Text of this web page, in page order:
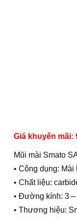
Giá khuyến mãi:
Mũi mài Smato
• Công dụng: Mài
• Chất liệu:
• Đường kính: 3
• Thương hiệu: